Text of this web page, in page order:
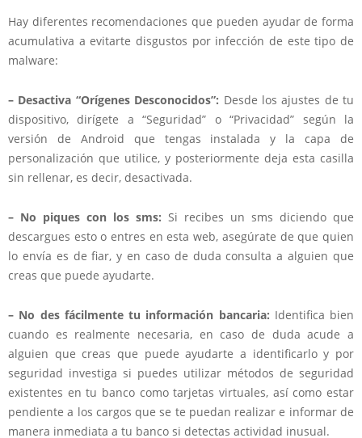
Hay diferentes recomendaciones que pueden ayudar de forma
acumulativa a evitarte disgustos por infección de este tipo de
malware:
– Desactiva “Orígenes Desconocidos”: Desde los ajustes de tu
dispositivo, dirígete a “Seguridad” o “Privacidad” según la
versión de Android que tengas instalada y la capa de
personalización que utilice, y posteriormente deja esta casilla
sin rellenar, es decir, desactivada.
– No piques con los sms: Si recibes un sms diciendo que
descargues esto o entres en esta web, asegúrate de que quien
lo envía es de fiar, y en caso de duda consulta a alguien que
creas que puede ayudarte.
– No des fácilmente tu información bancaria: Identifica bien
cuando es realmente necesaria, en caso de duda acude a
alguien que creas que puede ayudarte a identificarlo y por
seguridad investiga si puedes utilizar métodos de seguridad
existentes en tu banco como tarjetas virtuales, así como estar
pendiente a los cargos que se te puedan realizar e informar de
manera inmediata a tu banco si detectas actividad inusual.